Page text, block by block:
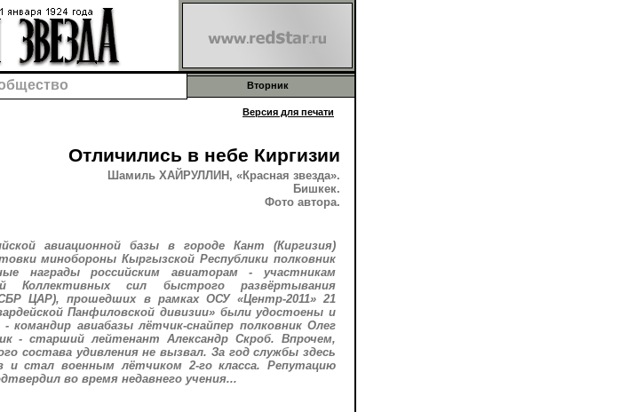
Вторник
Версия для печати
Отличились в небе Киргизии
Шамиль ХАЙРУЛЛИН, «Красная звезда».
Бишкек.
Фото автора.
авиационной базы в городе Кант (Киргизия)
минобороны Кыргызской Республики полковник
награды российским авиаторам - участникам
Коллективных сил быстрого развёртывания
ЦАР), прошедших в рамках ОСУ «Центр-2011» 21
Панфиловской дивизии» были удостоены и
авиабазы лётчик-снайпер полковник Олег
- старший лейтенант Александр Скроб. Впрочем,
состава удивления не вызвал. За год службы здесь
и стал военным лётчиком 2-го класса. Репутацию
во время недавнего учения...